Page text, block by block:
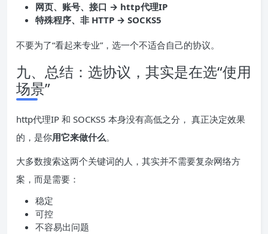
网页、账号、接口 → http代理IP
特殊程序、非 HTTP → SOCKS5
不要为了“看起来专业”，选一个不适合自己的协议。
九、总结：选协议，其实是在选“使用
场景”
http代理IP 和 SOCKS5 本身没有高低之分， 真正决定效果
的，是你用它来做什么。
大多数搜索这两个关键词的人，其实并不需要复杂网络方
案，而是需要：
稳定
可控
不容易出问题